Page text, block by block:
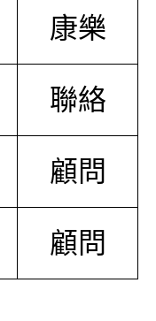
康樂
聯絡
顧問
顧問